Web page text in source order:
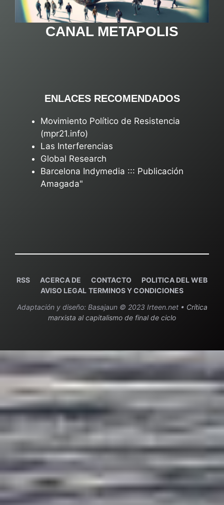
CANAL METAPOLIS
ENLACES RECOMENDADOS
Movimiento Político de Resistencia
(mpr21.info)
Las Interferencias
Global Research
Barcelona Indymedia ::: Publicación
Amagada"
RSS ACERCA DE CONTACTO
POLITICA DEL WEB
AVISO LEGAL TERMINOS Y CONDICIONES
Adaptación y diseño: Basajaun © 2023 Irteen.net • Crítica
marxista al capitalismo de final de ciclo